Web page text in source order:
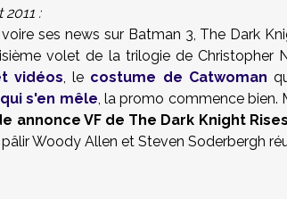
:
ses news sur Batman 3, The Dark
volet de la trilogie de Christopher
vidéos, le costume de Catwoman
s'en mêle, la promo commence bien.
annonce VF de The Dark Knight Rises
Woody Allen et Steven Soderbergh